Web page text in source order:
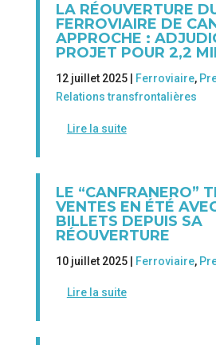
LA RÉOUVERTURE
FERROVIAIRE DE
APPROCHE :
PROJET POUR 2,2
12 juillet 2025 | Ferroviaire,
Relations transfrontalières
Lire la suite
LE “CANFRANERO”
VENTES EN ÉTÉ
BILLETS DEPUIS SA
RÉOUVERTURE
10 juillet 2025 | Ferroviaire,
Lire la suite